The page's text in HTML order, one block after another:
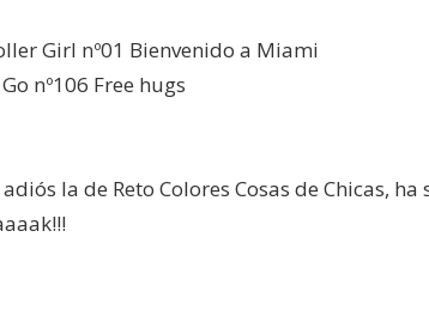
Girl nº01 Bienvenido a Miami
nº106 Free hugs
la de Reto Colores Cosas de Chicas,